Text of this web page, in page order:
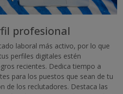
profesional
laboral más activo, por lo que
perfiles digitales estén
recientes. Dedica tiempo a
para los puestos que sean de tu
de los reclutadores. Destaca las